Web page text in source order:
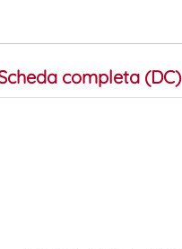
completa (DC)